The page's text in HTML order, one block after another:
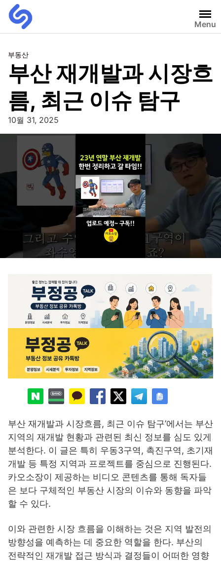
Menu
부동산
부산 재개발과 시장흐
름, 최근 이슈 탐구
10월 31, 2025
부산 재개발과 시장흐름, 최근 이슈 탐구’에서는 부산
지역의 재개발 현황과 관련된 최신 정보를 심도 있게
분석한다. 이 글은 특히 우동3구역, 촉진구역, 초기재
개발 등 특정 지역과 프로젝트를 중심으로 진행된다.
카오소장이 제공하는 비디오 콘텐츠를 통해 독자들
은 보다 구체적인 부동산 시장의 이슈와 동향을 파악
할 수 있다.
이와 관련한 시장 흐름을 이해하는 것은 지역 발전의
방향성을 예측하는 데 중요한 역할을 한다. 부산의
전략적인 재개발 접근 방식과 결정들이 어떠한 영향